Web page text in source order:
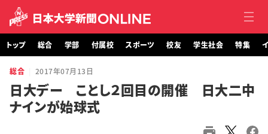
トップ
総合
トップ 総合 学部 付属校 スポーツ 校友 学生社会 特集
総合 2017年07月13日
日大デー ことし２回目の開催 日大二中
ナインが始球式